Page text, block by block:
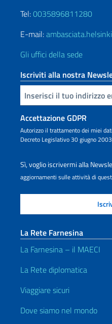
Tel:0035896811280
E-mail:
Gli uffici della sede
Iscriviti alla nostra
Inserisci la tua email
Accettazione GDPR
Autorizzo il trattamento dei miei
Decreto Legislativo 30 giugno
Sì, voglio iscrivermi alla
aggiornamenti sulle attività di
La Rete Farnesina
La Farnesina – il MAECI
La Rete diplomatica
Viaggiare sicuri
Dove siamo nel mondo